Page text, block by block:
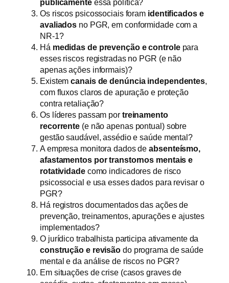
publicamenteessa política?
Os riscos psicossociais foram identificados e
avaliados no PGR, em conformidade com a
NR-1?
Há medidas de prevenção e controlepara
esses riscos registradas no PGR (e não
apenas ações informais)?
Existemcanais de denúncia independentes,
com fluxos claros de apuração e proteção
contra retaliação?
Os líderes passam por treinamento
recorrente (e não apenas pontual) sobre
gestão saudável, assédio e saúde mental?
A empresa monitora dados deabsenteísmo,
afastamentos por transtornos mentais e
rotatividadecomo indicadores de risco
psicossocial e usa esses dados para revisar o
PGR?
Há registros documentados das ações de
prevenção, treinamentos, apurações e ajustes
implementados?
O jurídico trabalhista participa ativamente da
construção e revisão do programa de saúde
mental e da análise de riscos no PGR?
Em situações de crise (casos graves de